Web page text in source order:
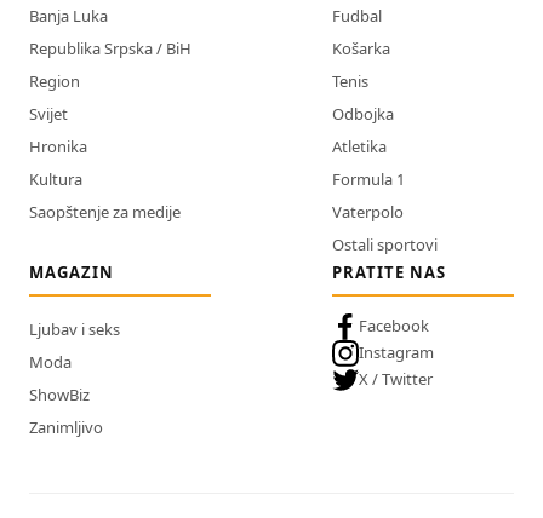
Banja Luka
Republika Srpska / BiH
Region
Svijet
Hronika
Kultura
Saopštenje za medije
Fudbal
Košarka
Tenis
Odbojka
Atletika
Formula 1
Vaterpolo
Ostali sportovi
MAGAZIN
Ljubav i seks
Moda
ShowBiz
Zanimljivo
PRATITE NAS
Facebook
Instagram
X / Twitter